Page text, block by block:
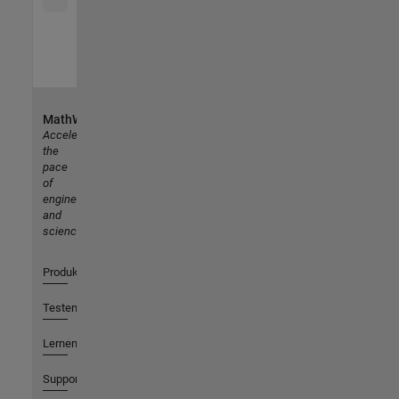
MathWorks
Accelerating
the
pace
of
engineering
and
science
Produkte
Testen oder Kaufen
Lernen
Support